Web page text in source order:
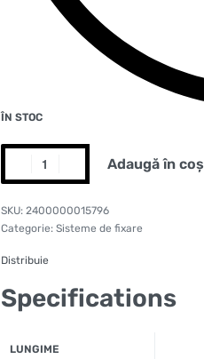
ÎN STOC
Adaugă în coș
2400000015796
Categorie: Sisteme de fixare
Distribuie
Specifications
LUNGIME